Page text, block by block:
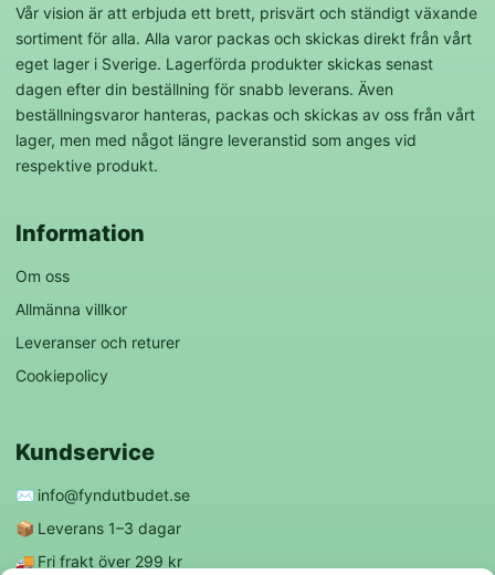
Vår vision är att erbjuda ett brett, prisvärt och ständigt växande
sortiment för alla. Alla varor packas och skickas direkt från vårt
eget lager i Sverige. Lagerförda produkter skickas senast
dagen efter din beställning för snabb leverans. Även
beställningsvaror hanteras, packas och skickas av oss från vårt
lager, men med något längre leveranstid som anges vid
respektive produkt.
Information
Om oss
Allmänna villkor
Leveranser och returer
Cookiepolicy
Kundservice
✉️ info@fyndutbudet.se
📦 Leverans 1–3 dagar
🚚 Fri frakt över 299 kr